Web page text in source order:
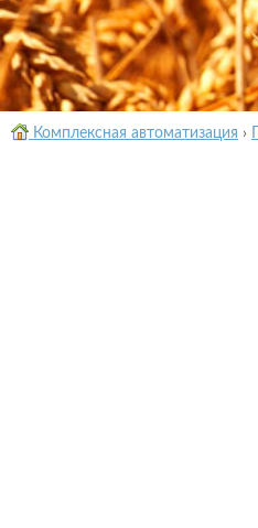
Комплексная автоматизация ›